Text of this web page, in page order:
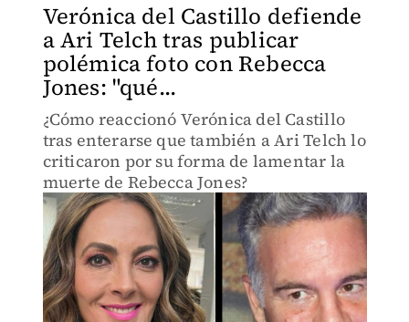
Verónica del Castillo defiende
a Ari Telch tras publicar
polémica foto con Rebecca
Jones: "qué...
¿Cómo reaccionó Verónica del Castillo
tras enterarse que también a Ari Telch lo
criticaron por su forma de lamentar la
muerte de Rebecca Jones?